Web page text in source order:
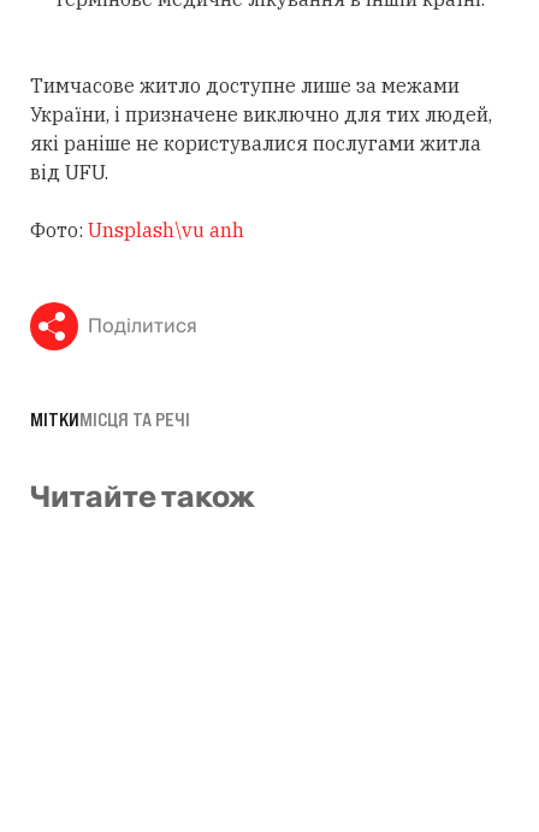
Тимчасове житло доступне лише за межами
України, і призначене виключно для тих людей,
які раніше не користувалися послугами житла
від UFU.
Фото: Unsplash\vu anh
Поділитися
МІТКИМІСЦЯ ТА РЕЧІ
Читайте також